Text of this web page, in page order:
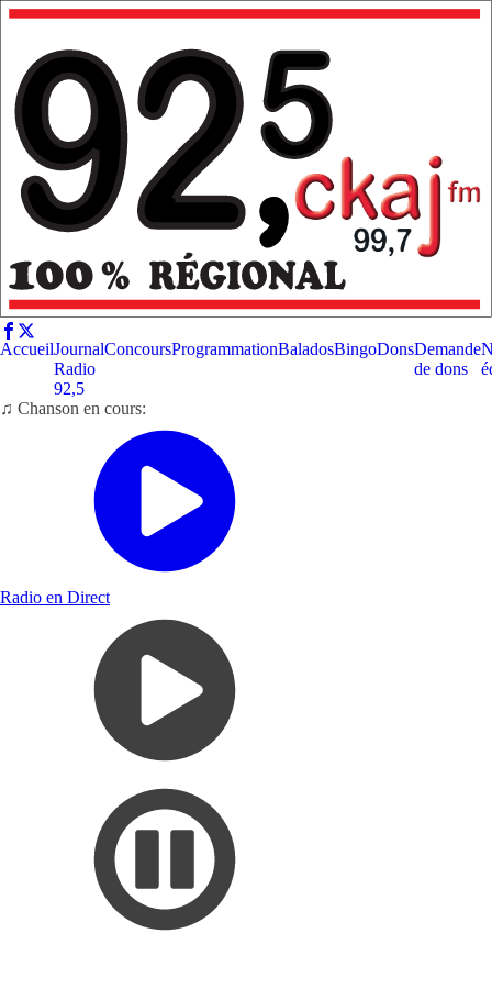
AccueilJournal
Radio
92,5
ConcoursProgrammationBaladosBingoDonsDemande
de dons
♫ Chanson en cours:
Radio en Direct